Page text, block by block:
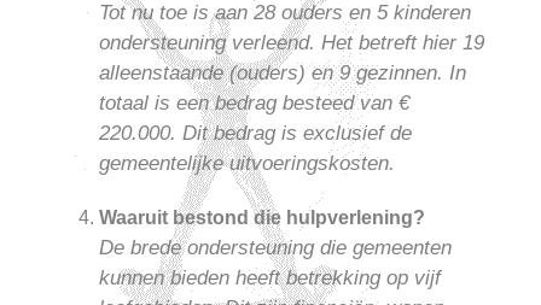
Tot nu toe is aan 28 ouders en 5 kinderen
ondersteuning verleend. Het betreft hier 19
alleenstaande (ouders) en 9 gezinnen. In
totaal is een bedrag besteed van €
220.000. Dit bedrag is exclusief de
gemeentelijke uitvoeringskosten.
Waaruit bestond die hulpverlening?
De brede ondersteuning die gemeenten
kunnen bieden heeft betrekking op vijf